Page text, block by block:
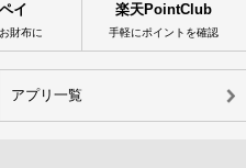
イ
財布に
楽天PointClub
手軽にポイントを確認
アプリ一覧